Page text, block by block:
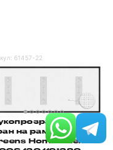
61457-22
на раме Global
HomeCinema